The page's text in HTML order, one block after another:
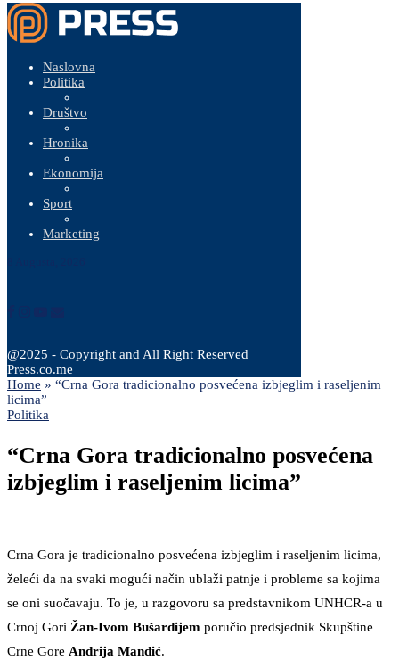
Naslovna
Politika
Društvo
Hronika
Ekonomija
Sport
Marketing
@2025 - Copyright and All Right Reserved
Press.co.me
Home » “Crna Gora tradicionalno posvećena izbjeglim i raseljenim
licima”
Politika
“Crna Gora tradicionalno posvećena
izbjeglim i raseljenim licima”
Crna Gora je tradicionalno posvećena izbjeglim i raseljenim licima,
želeći da na svaki mogući način ublaži patnje i probleme sa kojima
se oni suočavaju. To je, u razgovoru sa predstavnikom UNHCR-a u
Crnoj Gori Žan-Ivom Bušardijem poručio predsjednik Skupštine
Crne Gore Andrija Mandić.